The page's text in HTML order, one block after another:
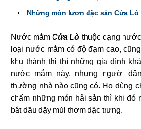
Những món lươn đặc sản Cửa Lò
Nước mắmCửa Lò thuộc dạng
loại nước mắm có độ đạm cao,
khu thành thị thì những gia đình
nước mắm này, nhưng người
thường nhà nào cũng có. Họ dùng
chấm những món hải sản thì khi đó
bắt đầu dậy mùi thơm đặc trưng.